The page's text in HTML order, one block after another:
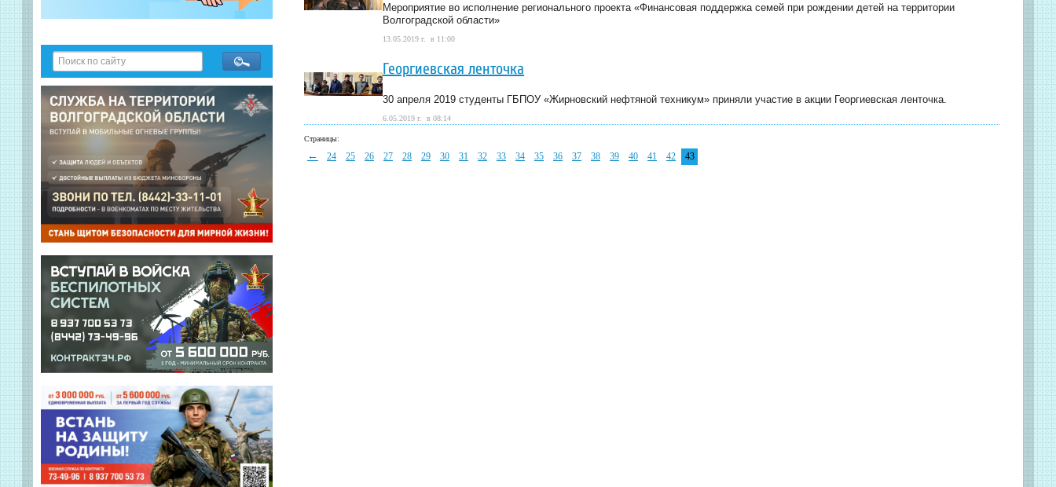
Мероприятие во исполнение регионального проекта «Финансовая поддержка семей при рождении детей на территории
Волгоградской области»
13.05.2019 г. в 11:00
Георгиевская ленточка
30 апреля 2019 студенты ГБПОУ «Жирновский нефтяной техникум» приняли участие в акции Георгиевская ленточка.
6.05.2019 г. в 08:14
Страницы:
← 24 25 26 27 28 29 30 31 32 33 34 35 36 37 38 39 40 41 42 43